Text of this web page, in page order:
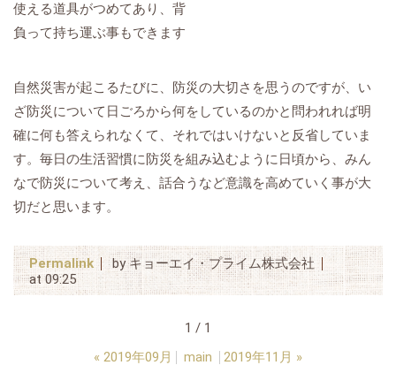
使える道具がつめてあり、背
負って持ち運ぶ事もできます
自然災害が起こるたびに、防災の大切さを思うのですが、い
ざ防災について日ごろから何をしているのかと問われれば明
確に何も答えられなくて、それではいけないと反省していま
す。毎日の生活習慣に防災を組み込むように日頃から、みん
なで防災について考え、話合うなど意識を高めていく事が大
切だと思います。
Permalink
by キョーエイ・プライム株式会社
at 09:25
1 / 1
« 2019年09月 main 2019年11月 »